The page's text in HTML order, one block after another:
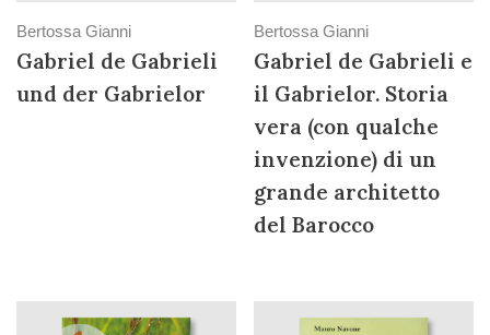
Bertossa Gianni
Gabriel de Gabrieli
und der Gabrielor
Bertossa Gianni
Gabriel de Gabrieli e
il Gabrielor. Storia
vera (con qualche
invenzione) di un
grande architetto
del Barocco